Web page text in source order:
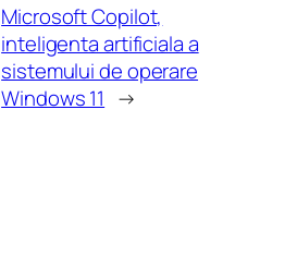
Microsoft Copilot,
inteligenta artificiala a
sistemului de operare
Windows 11 →